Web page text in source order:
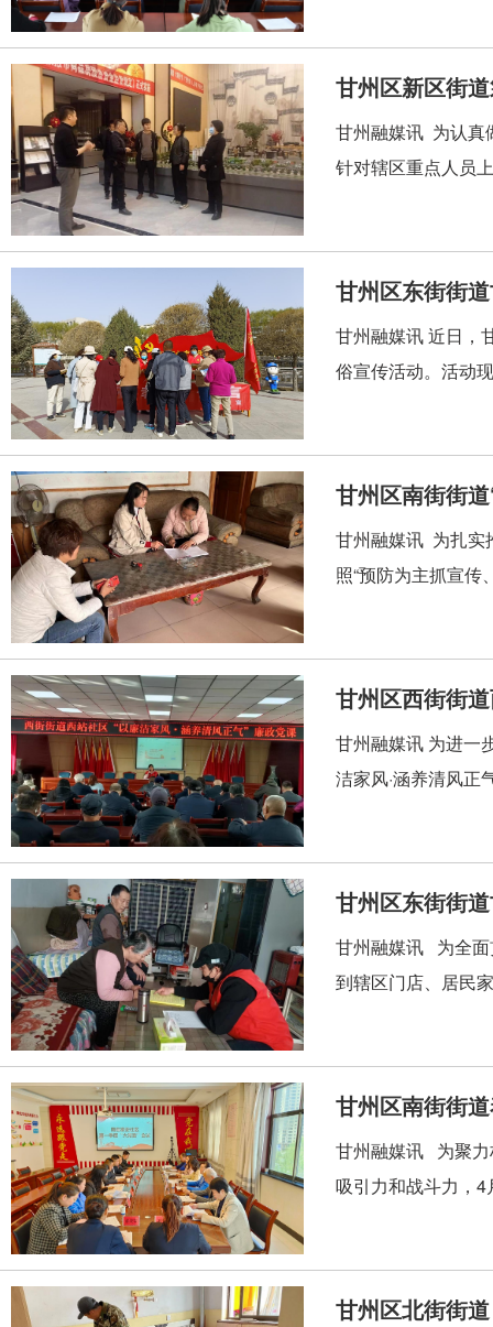
甘州区新区街
甘州融媒讯 为认真
针对辖区重点人员
甘州区东街街
甘州融媒讯 近日，
俗宣传活动。活动
甘州区南街街
甘州融媒讯 为扎实
照“预防为主抓宣
甘州区西街街
甘州融媒讯 为进一
洁家风·涵养清风正
甘州区东街街
甘州融媒讯 为全面
到辖区门店、居民
甘州区南街街
甘州融媒讯 为聚力
吸引力和战斗力，
甘州区北街街